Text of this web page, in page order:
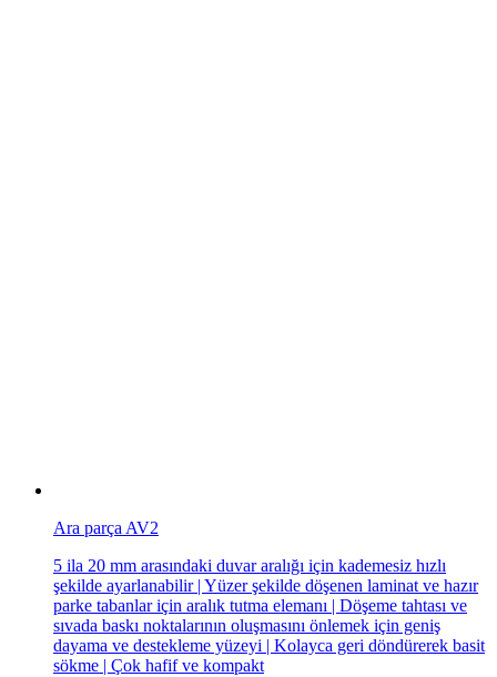
Ara parça AV2
5 ila 20 mm arasındaki duvar aralığı için kademesiz hızlı
şekilde ayarlanabilir | Yüzer şekilde döşenen laminat ve hazır
parke tabanlar için aralık tutma elemanı | Döşeme tahtası ve
sıvada baskı noktalarının oluşmasını önlemek için geniş
dayama ve destekleme yüzeyi | Kolayca geri döndürerek basit
sökme | Çok hafif ve kompakt